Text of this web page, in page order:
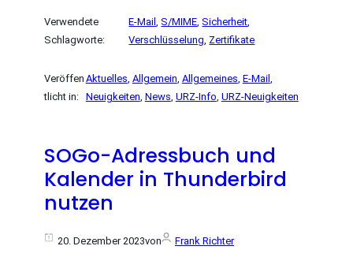
Verwendete
Schlagworte:
E-Mail, S/MIME, Sicherheit
Verschlüsselung, Zertifikate
Veröffen
tlicht in:
Aktuelles, Allgemein, Allgemeines, E-Mail
Neuigkeiten, News, URZ-Info, URZ-Neuigkeiten
SOGo-Adressbuch und
Kalender in Thunderbird
nutzen
20. Dezember 2023von Frank Richter